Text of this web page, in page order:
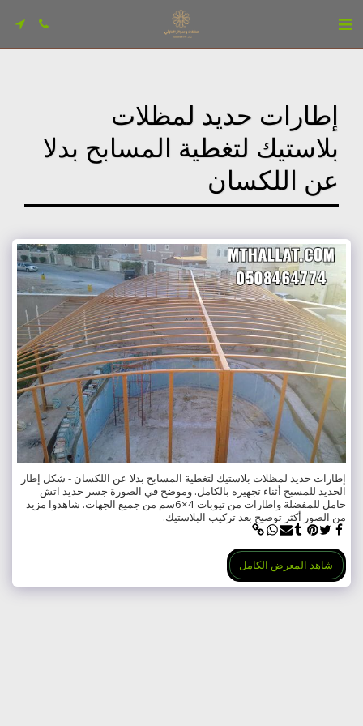
إطارات حديد لمظلات
بلاستيك لتغطية المسابح بدلا
عن اللكسان
إطارات حديد لمظلات بلاستيك لتغطية المسابح بدلا عن اللكسان - شكل إطار
الحديد للمسبح أثناء تجهيزه بالكامل. وموضح في الصورة جسر حديد اتش
حامل للمفضلة واطارات من تيوبات 4×6سم من جميع الجهات. شاهدوا مزيد
من الصور أكثر توضيح بعد تركيب البلاستيك.
شاهد المعرض الكامل